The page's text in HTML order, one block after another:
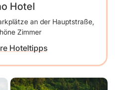
Hotel
an der Hauptstraße,
Zimmer
Hoteltipps